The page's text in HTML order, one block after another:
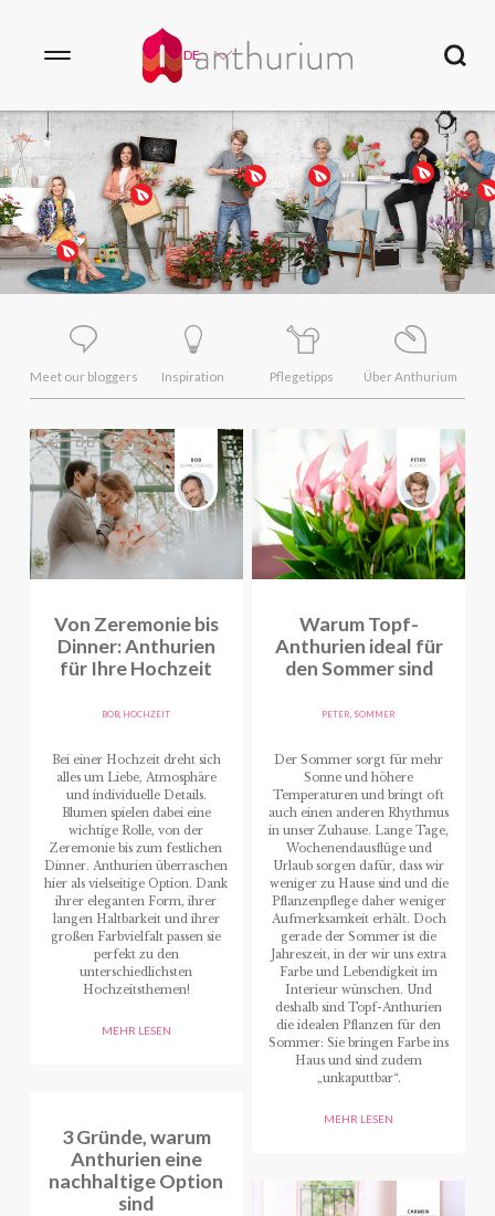
DE
Meet our bloggers Inspiration Pflegetipps Über Anthurium
Von Zeremonie bis
Dinner: Anthurien
für Ihre Hochzeit
BOB, HOCHZEIT
Bei einer Hochzeit dreht sich
alles um Liebe, Atmosphäre
und individuelle Details.
Blumen spielen dabei eine
wichtige Rolle, von der
Zeremonie bis zum festlichen
Dinner. Anthurien überraschen
hier als vielseitige Option. Dank
ihrer eleganten Form, ihrer
langen Haltbarkeit und ihrer
großen Farbvielfalt passen sie
perfekt zu den
unterschiedlichsten
Hochzeitsthemen!
MEHR LESEN
3 Gründe, warum
Anthurien eine
nachhaltige Option
sind
Warum Topf-
Anthurien ideal für
den Sommer sind
PETER, SOMMER
Der Sommer sorgt für mehr
Sonne und höhere
Temperaturen und bringt oft
auch einen anderen Rhythmus
in unser Zuhause. Lange Tage,
Wochenendausflüge und
Urlaub sorgen dafür, dass wir
weniger zu Hause sind und die
Pflanzenpflege daher weniger
Aufmerksamkeit erhält. Doch
gerade der Sommer ist die
Jahreszeit, in der wir uns extra
Farbe und Lebendigkeit im
Interieur wünschen. Und
deshalb sind Topf-Anthurien
die idealen Pflanzen für den
Sommer: Sie bringen Farbe ins
Haus und sind zudem
„unkaputtbar“.
MEHR LESEN